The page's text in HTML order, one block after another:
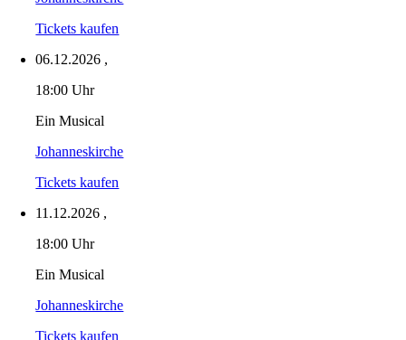
Tickets kaufen
06.12.2026 ,
18:00 Uhr
Ein Musical
Johanneskirche
Tickets kaufen
11.12.2026 ,
18:00 Uhr
Ein Musical
Johanneskirche
Tickets kaufen